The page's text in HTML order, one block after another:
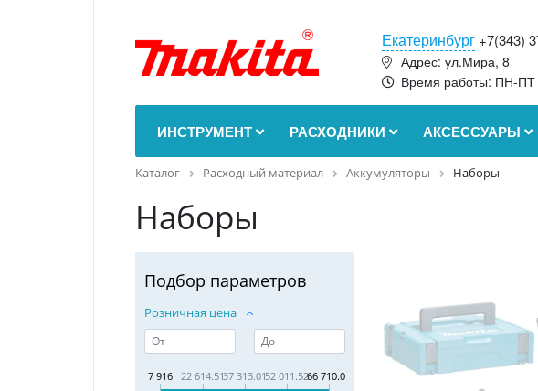
Екатеринбург +7(343)
Адрес: ул.Мира, 8
Время работы: ПН-
ИНСТРУМЕНТ РАСХОДНИКИ АКСЕССУАРЫ
Каталог Расходный материал Аккумуляторы Наборы
Наборы
Подбор параметров
Розничная цена
7 916 22 614.5137 313.0152 011.5266 710.02